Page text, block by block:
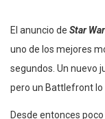
El anuncio de Star
uno de los mejores
segundos. Un nuevo
pero un Battlefront lo
Desde entonces